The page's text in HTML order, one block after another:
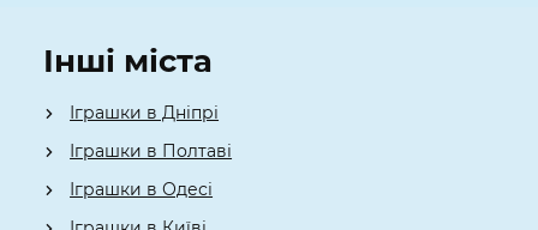
Інші міста
Іграшки в Дніпрі
Іграшки в Полтаві
Іграшки в Одесі